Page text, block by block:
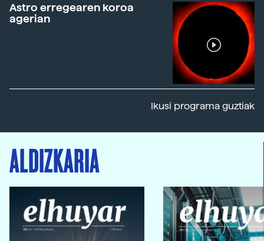
Astro erregearen koroa
agerian
Ikusi programa guztiak
ALDIZKARIA